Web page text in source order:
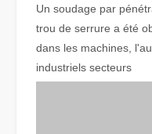
La découpe laser de
Un soudage par
trou de serrure a été
dans les machines,
industriels secteurs